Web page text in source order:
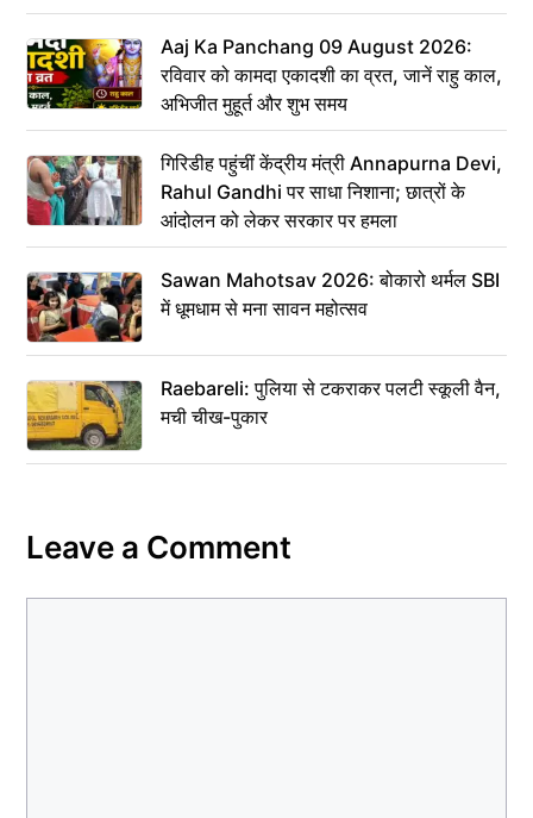
Aaj Ka Panchang 09 August 2026:
रविवार को कामदा एकादशी का व्रत, जानें राहु काल,
अभिजीत मुहूर्त और शुभ समय
गिरिडीह पहुंचीं केंद्रीय मंत्री Annapurna Devi,
Rahul Gandhi पर साधा निशाना; छात्रों के
आंदोलन को लेकर सरकार पर हमला
Sawan Mahotsav 2026: बोकारो थर्मल SBI
में धूमधाम से मना सावन महोत्सव
Raebareli: पुलिया से टकराकर पलटी स्कूली वैन,
मची चीख-पुकार
Leave a Comment